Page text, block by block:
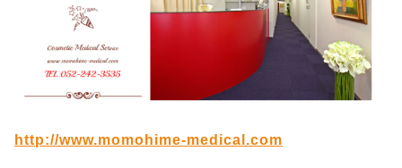
http://www.momohime-medical.com